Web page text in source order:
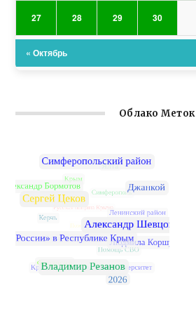
27 28 29 30
« Октябрь
Облако Меток